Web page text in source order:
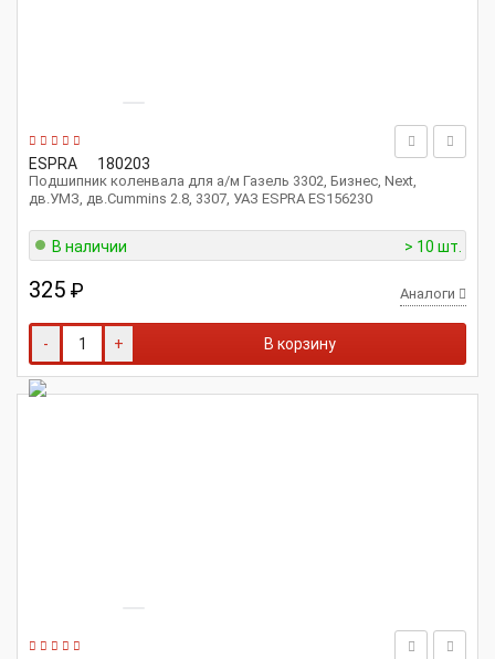
ESPRA 180203
Подшипник коленвала для а/м Газель 3302, Бизнес, Next,
дв.УМЗ, дв.Cummins 2.8, 3307, УАЗ ESPRA ES156230
В наличии > 10 шт.
325 ₽ Аналоги
- + В корзину